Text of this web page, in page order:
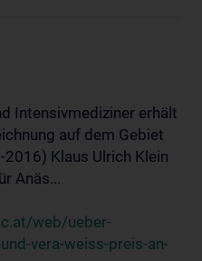
Intensivmediziner erhält
auf dem Gebiet
Klaus Ulrich Klein
Anäs...
web/ueber-
vera-weiss-preis-an-